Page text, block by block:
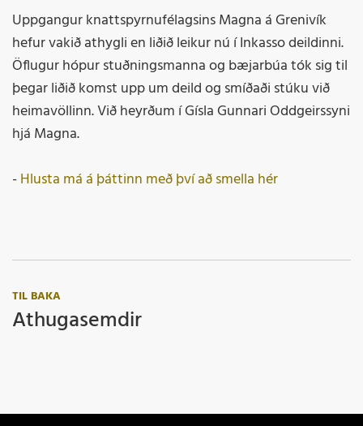
Uppgangur knattspyrnufélagsins Magna á Grenivík
hefur vakið athygli en liðið leikur nú í Inkasso deildinni.
Öflugur hópur stuðningsmanna og bæjarbúa tók sig til
þegar liðið komst upp um deild og smíðaði stúku við
heimavöllinn. Við heyrðum í Gísla Gunnari Oddgeirssyni
hjá Magna.
-Hlusta má á þáttinn með því að smella hér
TIL BAKA
Athugasemdir